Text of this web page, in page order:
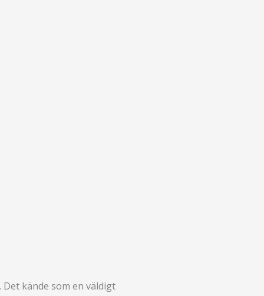
kände som en väldigt